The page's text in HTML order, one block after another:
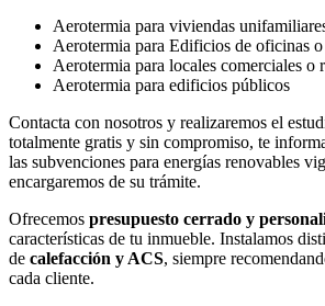
Aerotermia para viviendas
Aerotermia para Edificios de oficinas
Aerotermia para locales comerciales o
Aerotermia para edificios públicos
Contacta con nosotros y realizaremos el
totalmente gratis y sin compromiso, te
las subvenciones para energías renovables
encargaremos de su trámite.
Ofrecemos presupuesto cerrado y
características de tu inmueble. Instalamos
de calefacción y ACS, siempre
cada cliente.